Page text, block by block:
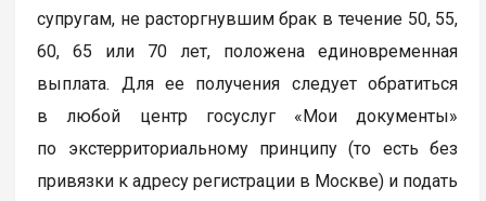
супругам, не расторгнувшим брак в течение 50, 55,
60, 65 или 70 лет, положена единовременная
выплата. Для ее получения следует обратиться
в любой центр госуслуг «Мои документы»
по экстерриториальному принципу (то есть без
привязки к адресу регистрации в Москве) и подать